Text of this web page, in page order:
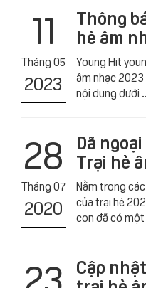
11
Tháng 05
2023
Thông
hè âm
Young Hit
âm nhạc 2023
nội dung dưới ...
28
Tháng 07
2020
Dã
Trại hè
Nằm trong
của trại hè
con đã có một
23 Cập